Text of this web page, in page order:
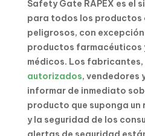
Safety Gate RAPEX es el
para todos los productos
peligrosos, con
productos farmacéuticos
médicos. Los fabricantes,
autorizados, vendedores
informar de inmediato
producto que suponga un
y la seguridad de los